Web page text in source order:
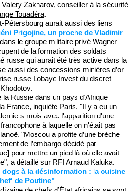
Zakharov, conseiller à la sécurité
Touadéra.
Pétersbourg aurait aussi des liens
Prigojine, un proche de Vladimir
le groupe militaire privé Wagner
de la formation des soldats
russe qui aurait été très active dans la
aussi des concessions minières d’or
russe Lobaye Invest du discret
la Russie dans un pays d’Afrique
France, inquiète Paris. "Il y a eu un
mois avec l'apparition d'une
à laquelle on n'était pas
"Moscou a profité d’une brèche
de l’embargo décidé par
pour mettre un pied là où elle avait
a détaillé sur RFI Arnaud Kaluka.
à la désinformation : la cuisine
de Poutine"